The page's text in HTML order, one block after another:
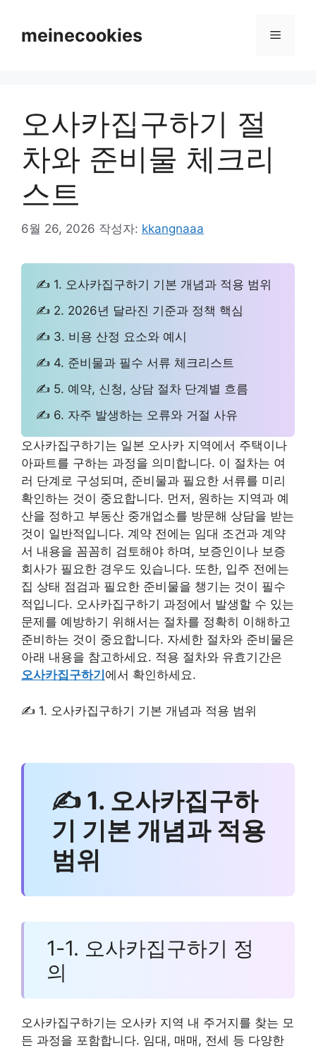
meinecookies 메
오사카집구하기 절
차와 준비물 체크리
스트
6월 26, 2026 작성자: kkangnaaa
✍ 1. 오사카집구하기 기본 개념과 적용 범위
✍ 2. 2026년 달라진 기준과 정책 핵심
✍ 3. 비용 산정 요소와 예시
✍ 4. 준비물과 필수 서류 체크리스트
✍ 5. 예약, 신청, 상담 절차 단계별 흐름
✍ 6. 자주 발생하는 오류와 거절 사유
오사카집구하기는 일본 오사카 지역에서 주택이나
아파트를 구하는 과정을 의미합니다. 이 절차는 여
러 단계로 구성되며, 준비물과 필요한 서류를 미리
확인하는 것이 중요합니다. 먼저, 원하는 지역과 예
산을 정하고 부동산 중개업소를 방문해 상담을 받는
것이 일반적입니다. 계약 전에는 임대 조건과 계약
서 내용을 꼼꼼히 검토해야 하며, 보증인이나 보증
회사가 필요한 경우도 있습니다. 또한, 입주 전에는
집 상태 점검과 필요한 준비물을 챙기는 것이 필수
적입니다. 오사카집구하기 과정에서 발생할 수 있는
문제를 예방하기 위해서는 절차를 정확히 이해하고
준비하는 것이 중요합니다. 자세한 절차와 준비물은
아래 내용을 참고하세요. 적용 절차와 유효기간은
오사카집구하기 에서 확인하세요.
✍ 1. 오사카집구하기 기본 개념과 적용 범위
✍ 1. 오사카집구하
기 기본 개념과 적용
범위
1-1. 오사카집구하기 정
의
오사카집구하기는 오사카 지역 내 주거지를 찾는 모
든 과정을 포함합니다. 임대, 매매, 전세 등 다양한